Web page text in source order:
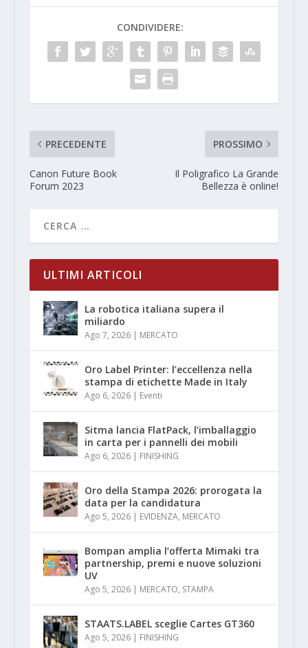
CONDIVIDERE:
PRECEDENTE
Canon Future Book
Forum 2023
PROSSIMO
Il Poligrafico La Grande
Bellezza è online!
ULTIMI ARTICOLI
La robotica italiana supera il
miliardo
Ago 7, 2026| MERCATO
Oro Label Printer: l’eccellenza nella
stampa di etichette Made in Italy
Ago 6, 2026| Eventi
Sitma lancia FlatPack, l’imballaggio
in carta per i pannelli dei mobili
Ago 6, 2026| FINISHING
Oro della Stampa 2026: prorogata la
data per la candidatura
Ago 5, 2026| EVIDENZA, MERCATO
Bompan amplia l’offerta Mimaki tra
partnership, premi e nuove soluzioni
UV
Ago 5, 2026| MERCATO, STAMPA
STAATS.LABEL sceglie Cartes GT360
Ago 5, 2026| FINISHING